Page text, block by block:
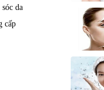
da
cấp